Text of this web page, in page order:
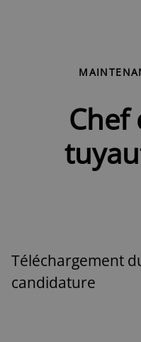
Chef
Téléchargement
candidature